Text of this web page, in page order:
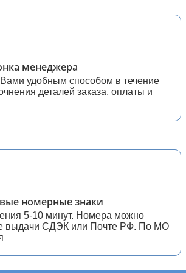
менеджера
удобным способом в течение
деталей заказа, оплаты и
номерные знаки
5-10 минут. Номера можно
выдачи СДЭК или Почте РФ. По МО